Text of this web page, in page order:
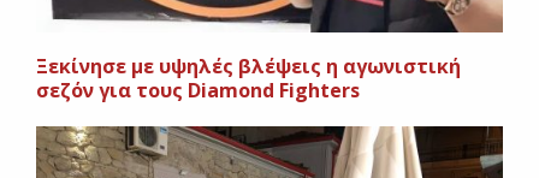
Ξεκίνησε με υψηλές βλέψεις η αγωνιστική
σεζόν για τους Diamond Fighters